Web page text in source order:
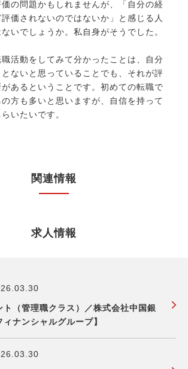
価の問題かもしれませんが、「自分の経
価されないのではないか」と感じる人
いでしょうか。私自身がそうでした。
活動をしてみて分かったことは、自分
ないと思っていることでも、それが評
あるということです。初めての転職で
方も多いと思いますが、自信を持って
いたいです。
関連情報
求人情報
ト（管理職クラス）／株式会社中国銀
ナンシャルグループ】